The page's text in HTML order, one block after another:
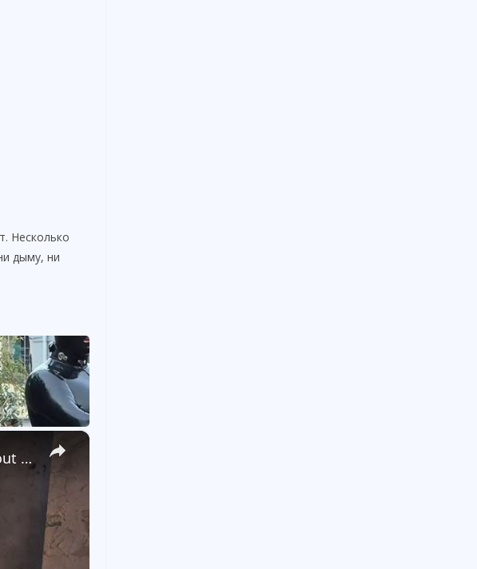
Несколько
дыму, ни
×
Tainted Grail: The Fall of Avalon - Minher Rites: Talk To Neante About The Corrupted Temple Gameplay